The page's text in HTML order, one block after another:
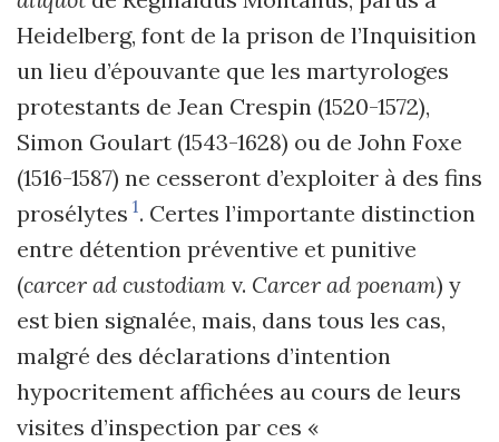
Heidelberg, font de la prison de l’Inquisition
un lieu d’épouvante que les martyrologes
protestants de Jean Crespin (1520-1572),
Simon Goulart (1543-1628) ou de John Foxe
(1516-1587) ne cesseront d’exploiter à des fins
prosélytes 1. Certes l’importante distinction
entre détention préventive et punitive
(carcer ad custodiam v. Carcer ad poenam) y
est bien signalée, mais, dans tous les cas,
malgré des déclarations d’intention
hypocritement affichées au cours de leurs
visites d’inspection par ces «